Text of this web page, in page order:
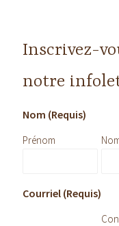
Inscrivez-
notre
Nom (Requis)
Prénom
Courriel (Requis)